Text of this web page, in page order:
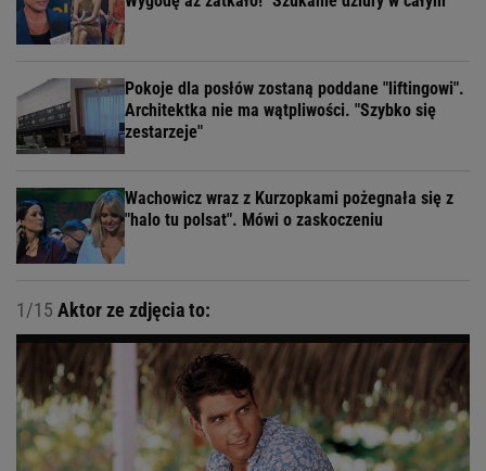
Pokoje dla posłów zostaną poddane "liftingowi".
Architektka nie ma wątpliwości. "Szybko się
zestarzeje"
Wachowicz wraz z Kurzopkami pożegnała się z
"halo tu polsat". Mówi o zaskoczeniu
1/15 Aktor ze zdjęcia to: